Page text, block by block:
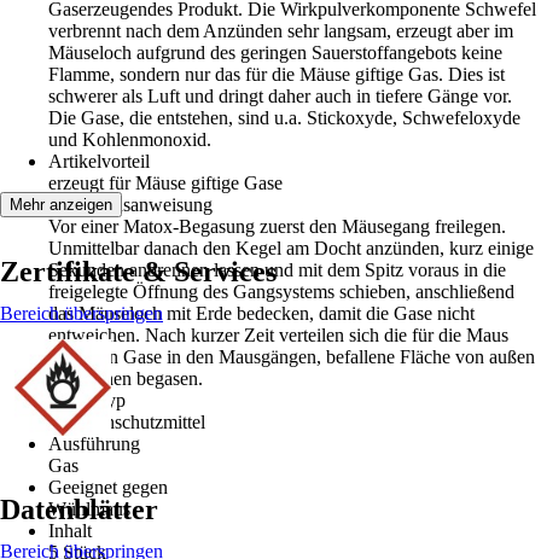
Gaserzeugendes Produkt. Die Wirkpulverkomponente Schwefel
verbrennt nach dem Anzünden sehr langsam, erzeugt aber im
Mäuseloch aufgrund des geringen Sauerstoffangebots keine
Flamme, sondern nur das für die Mäuse giftige Gas. Dies ist
schwerer als Luft und dringt daher auch in tiefere Gänge vor.
Die Gase, die entstehen, sind u.a. Stickoxyde, Schwefeloxyde
und Kohlenmonoxid.
Artikelvorteil
erzeugt für Mäuse giftige Gase
Gebrauchsanweisung
Vor einer Matox-Begasung zuerst den Mäusegang freilegen.
Unmittelbar danach den Kegel am Docht anzünden, kurz einige
Sekunden anbrennen lassen und mit dem Spitz voraus in die
freigelegte Öffnung des Gangsystems schieben, anschließend
das Mäuseloch mit Erde bedecken, damit die Gase nicht
entweichen. Nach kurzer Zeit verteilen sich die für die Maus
tödlichen Gase in den Mausgängen, befallene Fläche von außen
nach innen begasen.
Artikeltyp
Pflanzenschutzmittel
Ausführung
Gas
Geeignet gegen
Wühlmaus
Inhalt
5 Stück
Mehr anzeigen
Zertifikate & Services
Bereich überspringen
Datenblätter
Bereich überspringen